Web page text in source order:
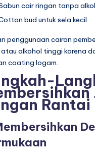
cair ringan tanpa
bud untuk sela kecil
penggunaan cairan
atau alkohol tinggi karena
coating logam.
Rantai